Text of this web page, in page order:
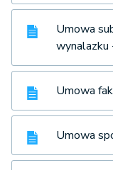
Umowa
wynalazku
Umowa
Umowa